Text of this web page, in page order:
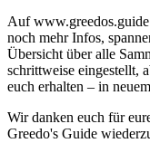
Auf
noch mehr Infos,
Übersicht über alle
schrittweise eingestellt,
euch erhalten – in
Wir danken euch für
Greedo's Guide